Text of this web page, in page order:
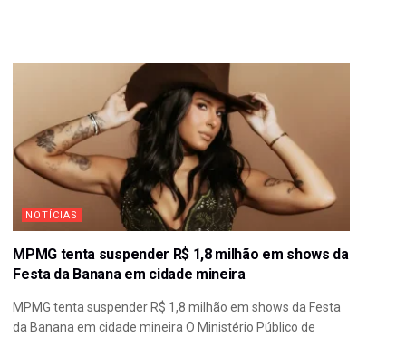
NOTÍCIAS
MPMG tenta suspender R$ 1,8 milhão em shows da
Festa da Banana em cidade mineira
MPMG tenta suspender R$ 1,8 milhão em shows da Festa
da Banana em cidade mineira O Ministério Público de